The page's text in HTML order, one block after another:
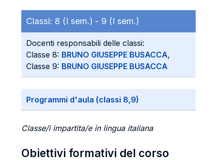
Classi: 8 (I sem.) - 9 (I sem.)
Docenti responsabili delle classi:
Classe 8: BRUNO GIUSEPPE BUSACCA,
Classe 9: BRUNO GIUSEPPE BUSACCA
Programmi d'aula (classi 8,9)
Classe/i impartita/e in lingua italiana
Obiettivi formativi del corso